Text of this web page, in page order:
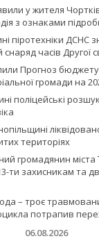
у жителя
з ознаками
піротехніки ДСНС
часів Другої
Прогноз бюджету
громади на
поліцейські
територіях
громадянин міста
ти захисникам та
– троє
потрапив
06.08.2026